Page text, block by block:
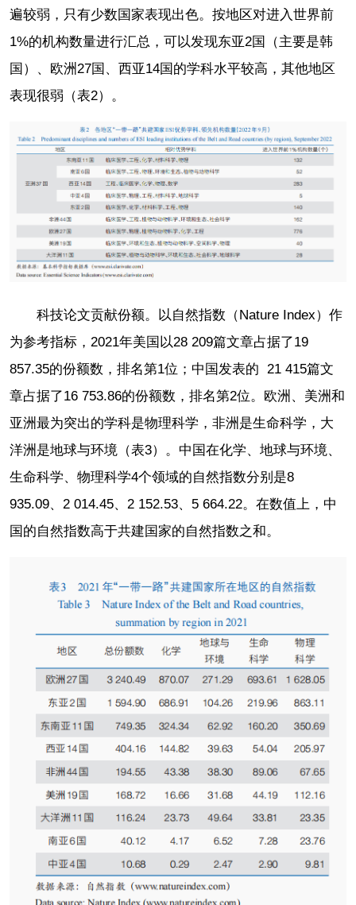
遍较弱，只有少数国家表现出色。按地区对进入世界前
1%的机构数量进行汇总，可以发现东亚2国（主要是韩
国）、欧洲27国、西亚14国的学科水平较高，其他地区
表现很弱（表2）。
科技论文贡献份额。以自然指数（Nature Index）作
为参考指标，2021年美国以28 209篇文章占据了19
857.35的份额数，排名第1位；中国发表的 21 415篇文
章占据了16 753.86的份额数，排名第2位。欧洲、美洲和
亚洲最为突出的学科是物理科学，非洲是生命科学，大
洋洲是地球与环境（表3）。中国在化学、地球与环境、
生命科学、物理科学4个领域的自然指数分别是8
935.09、2 014.45、2 152.53、5 664.22。在数值上，中
国的自然指数高于共建国家的自然指数之和。